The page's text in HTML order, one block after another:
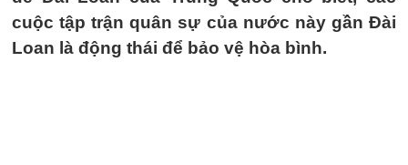
cuộc tập trận quân sự của nước này gần Đài
Loan là động thái để bảo vệ hòa bình.